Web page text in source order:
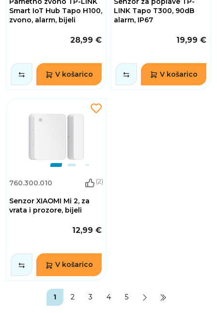
Smart IoT Hub Tapo H100,
zvono, alarm, bijeli
28,99 €
V košarico
LINK Tapo T300, 90dB
alarm, IP67
19,99 €
V košarico
760.300.010 (2)
Senzor XIAOMI Mi 2, za
vrata i prozore, bijeli
12,99 €
V košarico
1 2 3 4 5